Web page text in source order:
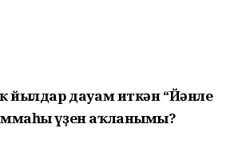
йылдар дауам иткән “Йәнле
үҙен аҡланымы?